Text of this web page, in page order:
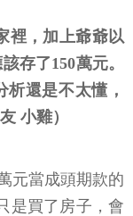
裡，加上爺爺以
存了150萬元。
還是不太懂，
小雞）
元當成頭期款的
是買了房子，會